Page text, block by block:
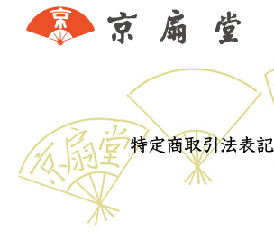
特定商取引法表記